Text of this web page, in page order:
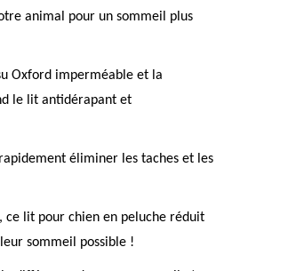
animal pour un sommeil plus
Oxford imperméable et la
le lit antidérapant et
éliminer les taches et les
ce lit pour chien en peluche réduit
sommeil possible !